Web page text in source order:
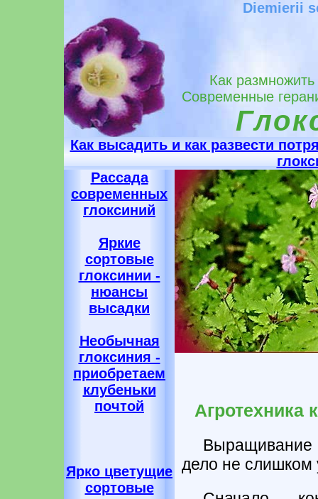
Diemierii
Как
Современные
Как высадить и как развести
Рассада
современных
глоксиний
Яркие
сортовые
глоксинии -
нюансы
высадки
Необычная
глоксиния -
приобретаем
клубеньки
почтой
Ярко цветущие
сортовые
Агротехника
дело не слишком